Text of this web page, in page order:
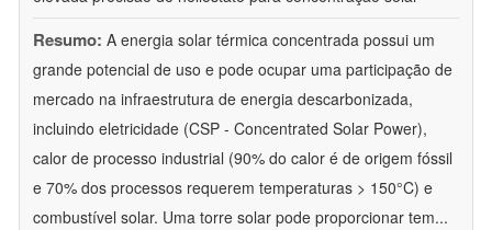
Resumo: A energia solar térmica concentrada possui um
grande potencial de uso e pode ocupar uma participação de
mercado na infraestrutura de energia descarbonizada,
incluindo eletricidade (CSP - Concentrated Solar Power),
calor de processo industrial (90% do calor é de origem fóssil
e 70% dos processos requerem temperaturas > 150°C) e
combustível solar. Uma torre solar pode proporcionar tem...